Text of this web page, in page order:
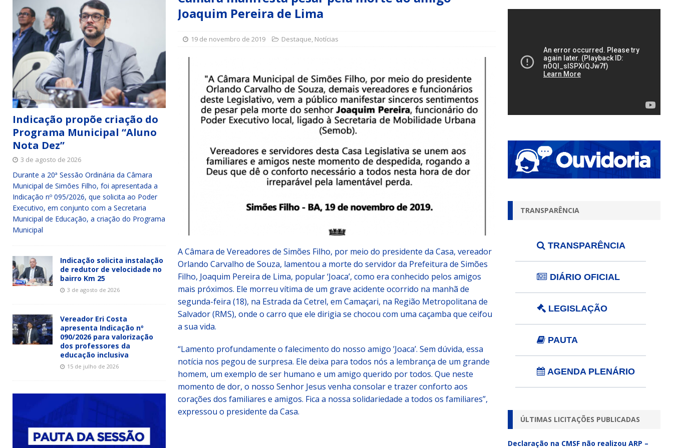
Simões Filho I
DESTAQUE
[ 15 de julho de 2026 ]
DESTAQUE
[ 3 de agosto de 2026 ] Indicação propõe criação do Programa Municipal “Aluno Nota Dez”
Joaquim Pereira de Lima
19 de novembro de 2019 Destaque, Notícias
A Câmara de Vereadores de Simões Filho, por meio do presidente da Casa, vereador
Orlando Carvalho de Souza, lamentou a morte do servidor da Prefeitura de Simões
Filho, Joaquim Pereira de Lima, popular ‘Joaca’, como era conhecido pelos amigos
mais próximos. Ele morreu vítima de um grave acidente ocorrido na manhã de
segunda-feira (18), na Estrada da Cetrel, em Camaçari, na Região Metropolitana de
Salvador (RMS), onde o carro que ele dirigia se chocou com uma caçamba que ceifou
a sua vida.
“Lamento profundamente o falecimento do nosso amigo ’Joaca’. Sem dúvida, essa
notícia nos pegou de surpresa. Ele deixa para todos nós a lembrança de um grande
homem, um exemplo de ser humano e um amigo querido por todos. Que neste
momento de dor, o nosso Senhor Jesus venha consolar e trazer conforto aos
corações dos familiares e amigos. Fica a nossa solidariedade a todos os familiares”,
expressou o presidente da Casa.
Indicação propõe criação do
Programa Municipal “Aluno
Nota Dez”
3 de agosto de 2026
Durante a 20ª Sessão Ordinária da Câmara
Municipal de Simões Filho, foi apresentada a
Indicação nº 095/2026, que solicita ao Poder
Executivo, em conjunto com a Secretaria
Municipal de Educação, a criação do Programa
Municipal
Indicação solicita instalação
de redutor de velocidade no
bairro Km 25
3 de agosto de 2026
Vereador Eri Costa
apresenta Indicação nº
090/2026 para valorização
dos professores da
educação inclusiva
15 de julho de 2026
TRANSPARÊNCIA
TRANSPARÊNCIA
DIÁRIO OFICIAL
LEGISLAÇÃO
PAUTA
AGENDA PLENÁRIO
ÚLTIMAS LICITAÇÕES PUBLICADAS
Declaração na CMSF não realizou ARP –